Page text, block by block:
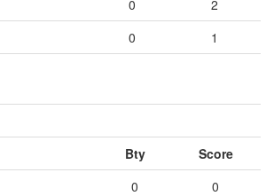
0
2
0
1
Bty
Score
0
0